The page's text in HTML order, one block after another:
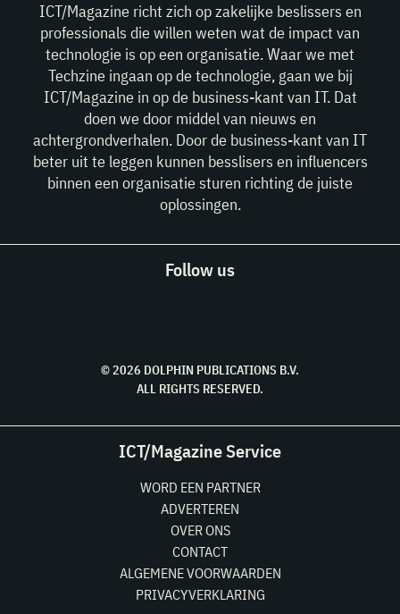
ICT/Magazine richt zich op zakelijke beslissers en
professionals die willen weten wat de impact van
technologie is op een organisatie. Waar we met
Techzine ingaan op de technologie, gaan we bij
ICT/Magazine in op de business-kant van IT. Dat
doen we door middel van nieuws en
achtergrondverhalen. Door de business-kant van IT
beter uit te leggen kunnen besslisers en influencers
binnen een organisatie sturen richting de juiste
oplossingen.
Follow us
© 2026 DOLPHIN PUBLICATIONS B.V.
ALL RIGHTS RESERVED.
ICT/Magazine Service
WORD EEN PARTNER
ADVERTEREN
OVER ONS
CONTACT
ALGEMENE VOORWAARDEN
PRIVACYVERKLARING